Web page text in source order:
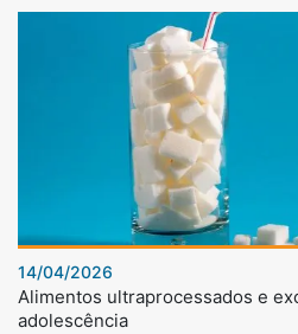
14/04/2026
Alimentos ultraprocessados e
adolescência